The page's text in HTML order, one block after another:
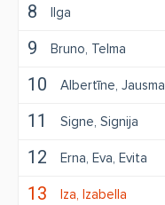
8 Ilga
9 Bruno Telma
10 Albertīne Jausma
11 Signe Signija
12 Erna Eva Evita
13 Iza Izabella